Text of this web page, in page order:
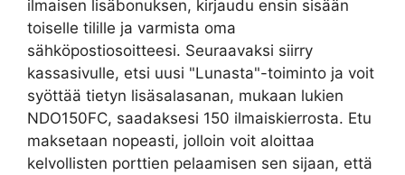
ilmaisen lisäbonuksen, kirjaudu ensin sisään
toiselle tilille ja varmista oma
sähköpostiosoitteesi. Seuraavaksi siirry
kassasivulle, etsi uusi "Lunasta"-toiminto ja voit
syöttää tietyn lisäsalasanan, mukaan lukien
NDO150FC, saadaksesi 150 ilmaiskierrosta. Etu
maksetaan nopeasti, jolloin voit aloittaa
kelvollisten porttien pelaamisen sen sijaan, että